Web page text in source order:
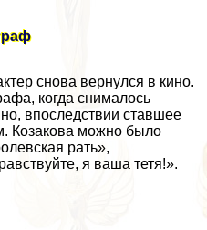
снова вернулся в кино.
когда снималось
впоследствии ставшее
Козакова можно было
рать»,
я ваша тетя!».